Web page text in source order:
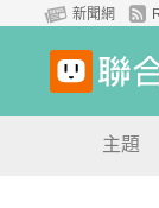
新聞網
主題